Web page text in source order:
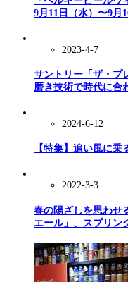
9月11日（水）〜9月
2023-4-7
サントリー「ザ・プ
磨き技術で時代に合
2024-6-12
【特集】追い風に
2022-3-3
春の陽ざしを思わせ
エール」、スプリン